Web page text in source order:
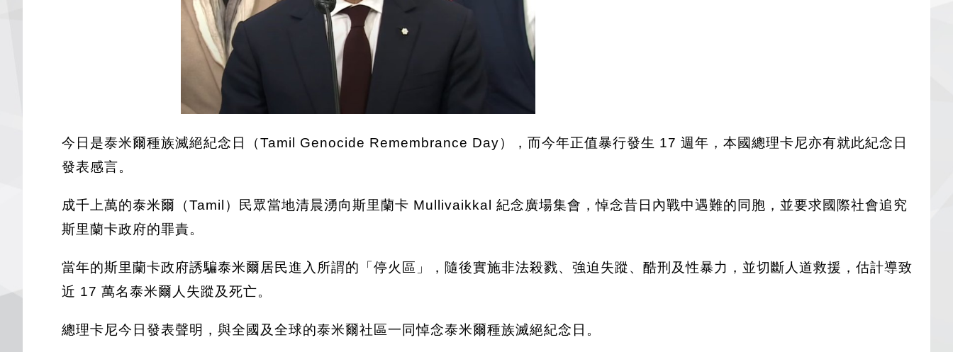
今日是泰米爾種族滅絕紀念日（Tamil Genocide Remembrance Day），而今年正值暴行發生 17 週年，本國總理卡尼亦有就此紀念日
發表感言。
成千上萬的泰米爾（Tamil）民眾當地清晨湧向斯里蘭卡 Mullivaikkal 紀念廣場集會，悼念昔日內戰中遇難的同胞，並要求國際社會追究
斯里蘭卡政府的罪責。
當年的斯里蘭卡政府誘騙泰米爾居民進入所謂的「停火區」，隨後實施非法殺戮、強迫失蹤、酷刑及性暴力，並切斷人道救援，估計導致
近 17 萬名泰米爾人失蹤及死亡。
總理卡尼今日發表聲明，與全國及全球的泰米爾社區一同悼念泰米爾種族滅絕紀念日。